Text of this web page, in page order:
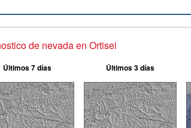
de nevada en Ortisei
Últimos 7 días Últimos 3 días